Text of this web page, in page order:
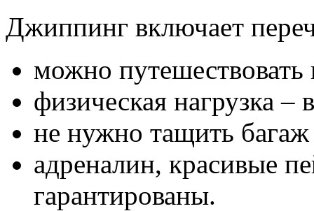
Джиппинг включает
можно путешествовать
физическая нагрузка –
не нужно тащить багаж
адреналин, красивые
гарантированы.